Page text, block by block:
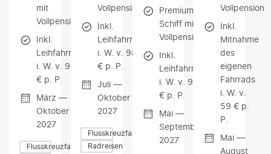
mit
Vollpension
Inkl.
Leihfahrrad
i. W. v. 98
€ p. P.
März —
Oktober
2027
Flusskreuzfahrten
Vollpension
Inkl.
Leihfahrrad
i. W. v. 98
€ p. P.
Juli —
Oktober
2027
Flusskreuzfahrten
Radreisen
Premium-
Schiff mit
Vollpension
Inkl.
Leihfahrrad
i. W. v. 98
€ p. P.
Mai —
September
2027
Vollpension
Inkl.
Mitnahme
des
eigenen
Fahrrads
i. W. v.
59 € p.
P.
Mai —
August